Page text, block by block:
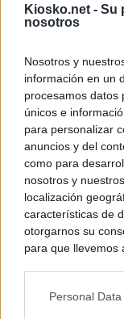
Kiosko.net - Su
nosotros
Nosotros y
información en un
procesamos datos
únicos e
para personalizar
anuncios y del
como para
nosotros y
localización
características de
otorgarnos su
para que llevemos
negar su
Personal